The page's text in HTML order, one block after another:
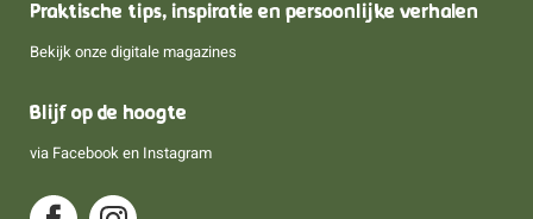
Praktische tips, inspiratie en persoonlijke verhalen
Bekijk onze digitale magazines
Blijf op de hoogte
via Facebook en Instagram